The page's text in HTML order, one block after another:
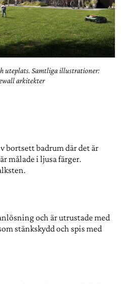
uteplats. Samtliga illustrationer:
arkitekter
bortsett badrum där det är
målade i ljusa färger.
och är utrustade med
stänkskydd och spis med